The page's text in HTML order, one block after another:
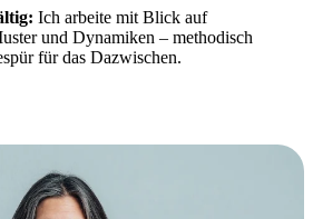
Ich arbeite mit Blick auf
und Dynamiken – methodisch
für das Dazwischen.